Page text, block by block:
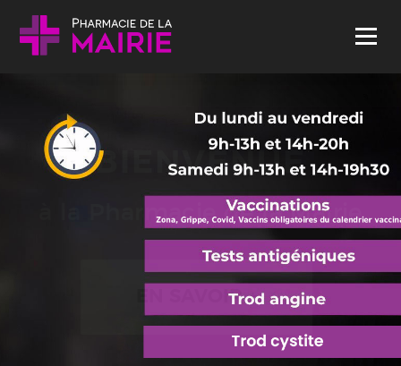
Skip to content
Menu
BIENVENUE
à la Pharmacie de la Mairie
EN SAVOIR +